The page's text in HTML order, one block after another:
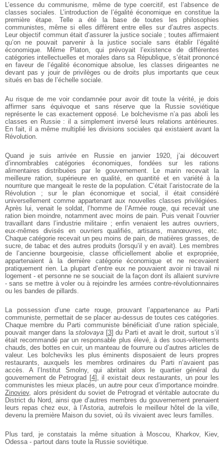
L’essence du communisme, même de type coercitif, est l’absence de
classes sociales. L’introduction de l’égalité économique en constitue la
première étape. Telle a été la base de toutes les philosophies
communistes, même si elles diffèrent entre elles sur d’autres aspects.
Leur objectif commun était d’assurer la justice sociale ; toutes affirmaient
qu’on ne pouvait parvenir à la justice sociale sans établir l’égalité
économique. Même Platon, qui prévoyait l’existence de différentes
catégories intellectuelles et morales dans sa République, s’était prononcé
en faveur de l’égalité économique absolue, les classes dirigeantes ne
devant pas y jouir de privilèges ou de droits plus importants que ceux
situés en bas de l’échelle sociale.
Au risque de me voir condamnée pour avoir dit toute la vérité, je dois
affirmer sans équivoque et sans réserve que la Russie soviétique
représente le cas exactement opposé. Le bolchevisme n’a pas aboli les
classes en Russie : il a simplement inversé leurs relations antérieures.
En fait, il a même multiplié les divisions sociales qui existaient avant la
Révolution.
Quand je suis arrivée en Russie en janvier 1920, j’ai découvert
d’innombrables catégories économiques, fondées sur les rations
alimentaires distribuées par le gouvernement. Le marin recevait la
meilleure ration, supérieure en qualité, en quantité et en variété à la
nourriture que mangeait le reste de la population. C’était l’aristocrate de la
Révolution ; sur le plan économique et social, il était considéré
universellement comme appartenant aux nouvelles classes privilégiées.
Après lui, venait le soldat, l’homme de l’Armée rouge, qui recevait une
ration bien moindre, notamment avec moins de pain. Puis venait l’ouvrier
travaillant dans l’industrie militaire ; enfin venaient les autres ouvriers,
eux-mêmes divisés en ouvriers qualifiés, artisans, manœuvres, etc.
Chaque catégorie recevait un peu moins de pain, de matières grasses, de
sucre, de tabac et des autres produits (lorsqu’il y en avait). Les membres
de l’ancienne bourgeoisie, classe officiellement abolie et expropriée,
appartenaient à la dernière catégorie économique et ne recevaient
pratiquement rien. La plupart d’entre eux ne pouvaient avoir ni travail ni
logement - et personne ne se souciait de la façon dont ils allaient survivre
- sans se mettre à voler ou à rejoindre les armées contre-révolutionnaires
ou les bandes de pillards.
La possession d’une carte rouge, prouvant l’appartenance au Parti
communiste, permettait de se placer au-dessus de toutes ces catégories.
Chaque membre du Parti communiste bénéficiait d’une ration spéciale,
pouvait manger dans lastolovaya [3] du Parti et avait le droit, surtout s’il
était recommandé par un responsable plus élevé, à des sous-vêtements
chauds, des bottes en cuir, un manteau de fourrure ou d’autres articles de
valeur. Les bolcheviks les plus éminents disposaient de leurs propres
restaurants, auxquels les membres ordinaires du Parti n’avaient pas
accès. A l’Institut Smolny, qui abritait alors le quartier général du
gouvernement de Petrograd [4]
, il existait deux restaurants, un pour les
communistes les mieux placés, un autre pour ceux d’importance moindre.
Zinoviev, alors président du soviet de Petrograd et véritable autocrate du
District du Nord, ainsi que d’autres membres du gouvernement prenaient
leurs repas chez eux, à l’Astoria, autrefois le meilleur hôtel de la ville,
devenu la première Maison du soviet, où ils vivaient avec leurs familles.
Plus tard, je constatais la même situation à Moscou, Kharkov, Kiev,
Odessa - partout dans toute la Russie soviétique.